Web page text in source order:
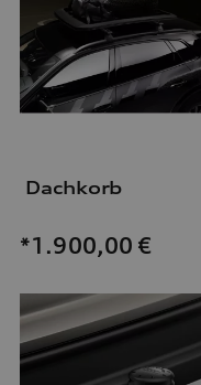
Dachkorb
*1.900,00 €